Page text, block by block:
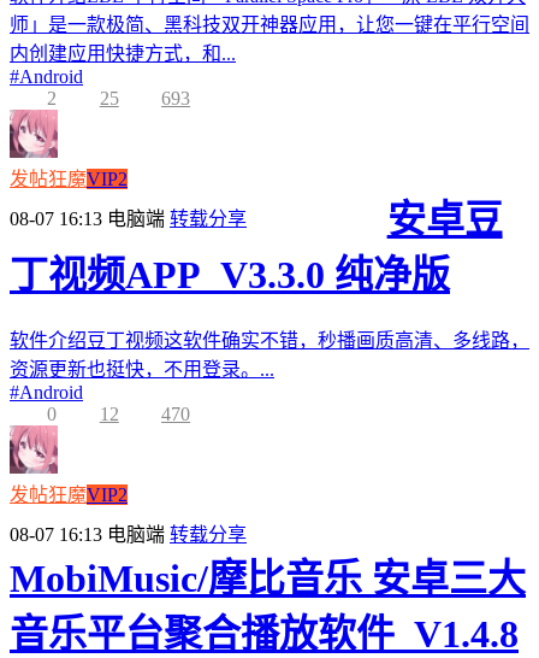
师」是一款极简、黑科技双开神器应用，让您一键在平行空间
内创建应用快捷方式，和...
#Android
2
25 693
发帖狂魔VIP2
08-07 16:13 电脑端 转载分享
安卓豆
丁视频APP_V3.3.0 纯净版
软件介绍豆丁视频这软件确实不错，秒播画质高清、多线路，
资源更新也挺快，不用登录。...
#Android
0
12 470
发帖狂魔VIP2
08-07 16:13 电脑端 转载分享
MobiMusic/摩比音乐 安卓三大
音乐平台聚合播放软件_V1.4.8